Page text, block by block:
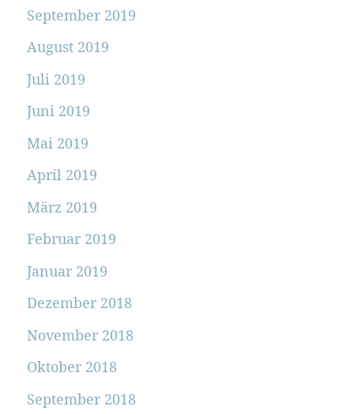
September 2019
August 2019
Juli 2019
Juni 2019
Mai 2019
April 2019
März 2019
Februar 2019
Januar 2019
Dezember 2018
November 2018
Oktober 2018
September 2018